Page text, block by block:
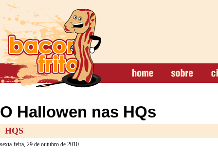
O Hallowen nas HQs
HQS
sexta-feira, 29 de outubro de 2010